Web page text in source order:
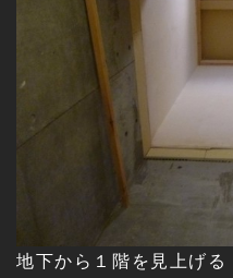
地下から１階を見上げる